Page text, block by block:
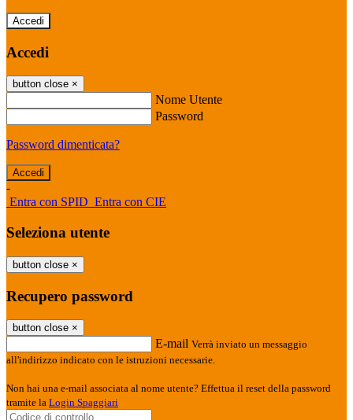
Accedi
Accedi
button close ×
Nome Utente
Password
Password dimenticata?
-
Entra con SPID Entra con CIE
Seleziona utente
button close ×
Recupero password
button close ×
E-mail Verrà inviato un messaggio
all'indirizzo indicato con le istruzioni necessarie.
Non hai una e-mail associata al nome utente? Effettua il reset della password
tramite la Login Spaggiari